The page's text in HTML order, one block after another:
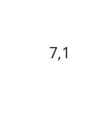
7,1